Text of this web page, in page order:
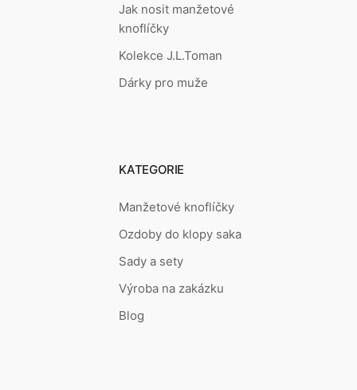
Jak nosit manžetové
knoflíčky
Kolekce J.L.Toman
Dárky pro muže
KATEGORIE
Manžetové knoflíčky
Ozdoby do klopy saka
Sady a sety
Výroba na zakázku
Blog